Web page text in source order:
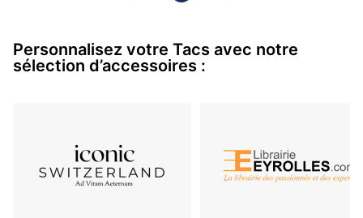
lune. La montre est dotée d'un mou…
Personnalisez votre Tacs avec notre
sélection d’accessoires :